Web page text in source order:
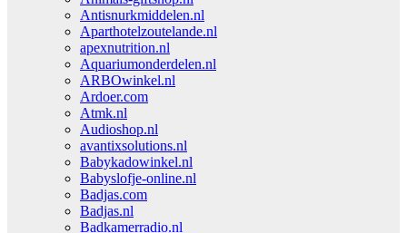
Antisnurkmiddelen.nl
Aparthotelzoutelande.nl
apexnutrition.nl
Aquariumonderdelen.nl
ARBOwinkel.nl
Ardoer.com
Atmk.nl
Audioshop.nl
avantixsolutions.nl
Babykadowinkel.nl
Babyslofje-online.nl
Badjas.com
Badjas.nl
Badkamerradio.nl